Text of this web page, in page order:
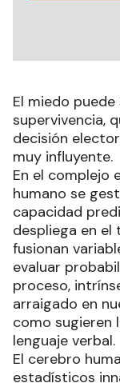
El miedo
supervivencia,
decisión
muy influyente.
En el complejo
humano se
capacidad
despliega en
fusionan
evaluar
proceso,
arraigado en
como sugieren
lenguaje verbal.
El cerebro
estadísticos